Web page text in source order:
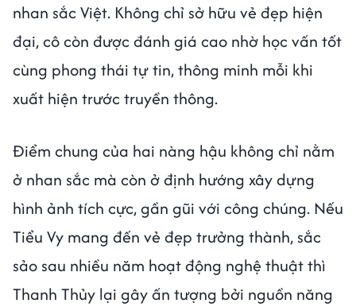
nhan sắc Việt. Không chỉ sở hữu vẻ đẹp hiện
đại, cô còn được đánh giá cao nhờ học vấn tốt
cùng phong thái tự tin, thông minh mỗi khi
xuất hiện trước truyền thông.
Điểm chung của hai nàng hậu không chỉ nằm
ở nhan sắc mà còn ở định hướng xây dựng
hình ảnh tích cực, gần gũi với công chúng. Nếu
Tiểu Vy mang đến vẻ đẹp trưởng thành, sắc
sảo sau nhiều năm hoạt động nghệ thuật thì
Thanh Thủy lại gây ấn tượng bởi nguồn năng